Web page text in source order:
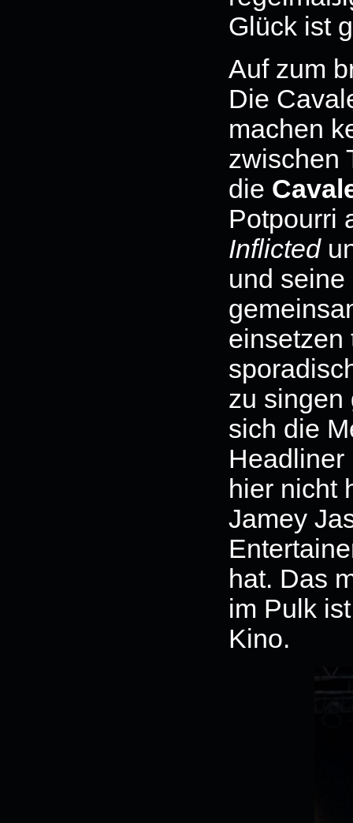
Glück ist
Auf zum
Die
machen
zwischen
die
Potpourri
Inflicted
und
einsetzen
zu singen
sich die
Headliner
hier nicht
Jamey
hat. Das
im Pulk
Kino.